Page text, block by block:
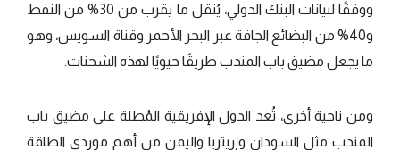
ووفقًا لبيانات البنك الدولي، يُنقل ما يقرب من 30% من النفط
و40% من البضائع الجافة عبر البحر الأحمر وقناة السويس، وهو
ما يجعل مضيق باب المندب طريقًا حيويًا لهذه الشحنات.
ومن ناحية أخرى، تُعد الدول الإفريقية المُطلة على مضيق باب
المندب مثل السودان وإريتريا واليمن من أهم موردي الطاقة